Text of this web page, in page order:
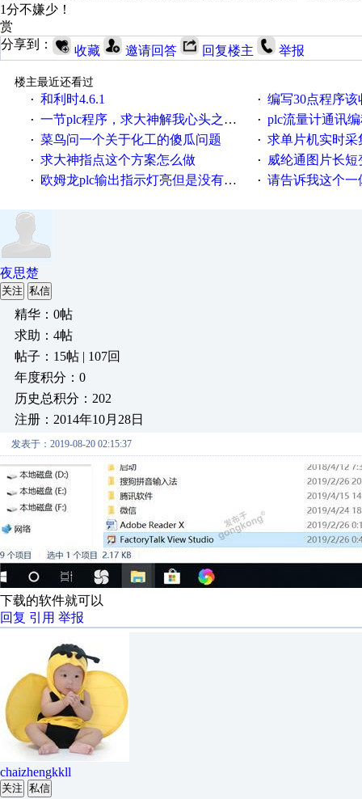
1分不嫌少！
赏
分享到：
收藏 邀请回答 回复楼主 举报
楼主最近还看过
· 和利时4.6.1 · 编写30点程序
· 一节plc程序，求大神解我心头之惑，感谢 · plc流量计通讯
· 菜鸟问一个关于化工的傻瓜问题 · 求单片机实时采集多路AB
· 求大神指点这个方案怎么做 · 威纶通图片长
· 欧姆龙plc输出指示灯亮但是没有输出电压 · 请告诉我这个一体机的
夜思楚
关注 私信
精华：0帖
求助：4帖
帖子：15帖 | 107回
年度积分：0
历史总积分：202
注册：2014年10月28日
发表于：2019-08-20 02:15:37
下载的软件就可以
回复 引用 举报
chaizhengkkll
关注 私信